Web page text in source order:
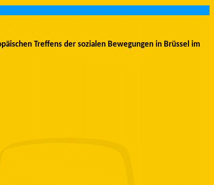
Treffens der sozialen Bewegungen in Brüssel im